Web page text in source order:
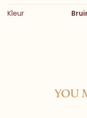
Kleur
YOU